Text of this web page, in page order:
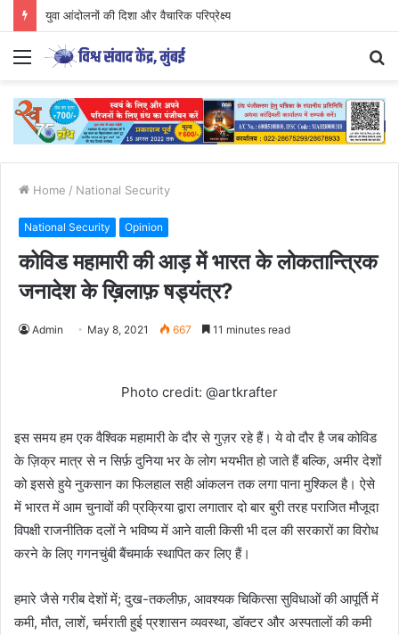
CJP आंदोलन का अध्ययन युवाओं के लिए आवश्यक..
Menu
Home / National Security
National Security Opinion
कोविड महामारी की आड़ में भारत के लोकतान्त्रिक
जनादेश के ख़िलाफ़ षड्यंत्र?
Admin May 8, 2021 667 11 minutes read
Photo credit: @artkrafter
इस समय हम एक वैश्विक महामारी के दौर से गुज़र रहे हैं। ये वो दौर है जब कोविड
के ज़िक्र मात्र से न सिर्फ़ दुनिया भर के लोग भयभीत हो जाते हैं बल्कि, अमीर देशों
को इससे हुये नुकसान का फिलहाल सही आंकलन तक लगा पाना मुश्किल है। ऐसे
में भारत में आम चुनावों की प्रक्रिया द्वारा लगातार दो बार बुरी तरह पराजित मौजूदा
विपक्षी राजनीतिक दलों ने भविष्य में आने वाली किसी भी दल की सरकारों का विरोध
करने के लिए गगनचुंबी बैंचमार्क स्थापित कर लिए हैं।
हमारे जैसे गरीब देशों में; दुख-तकलीफ़, आवश्यक चिकित्सा सुविधाओं की आपूर्ति में
कमी, मौत, लाशें, चर्मराती हुई प्रशासन व्यवस्था, डॉक्टर और अस्पतालों की कमी